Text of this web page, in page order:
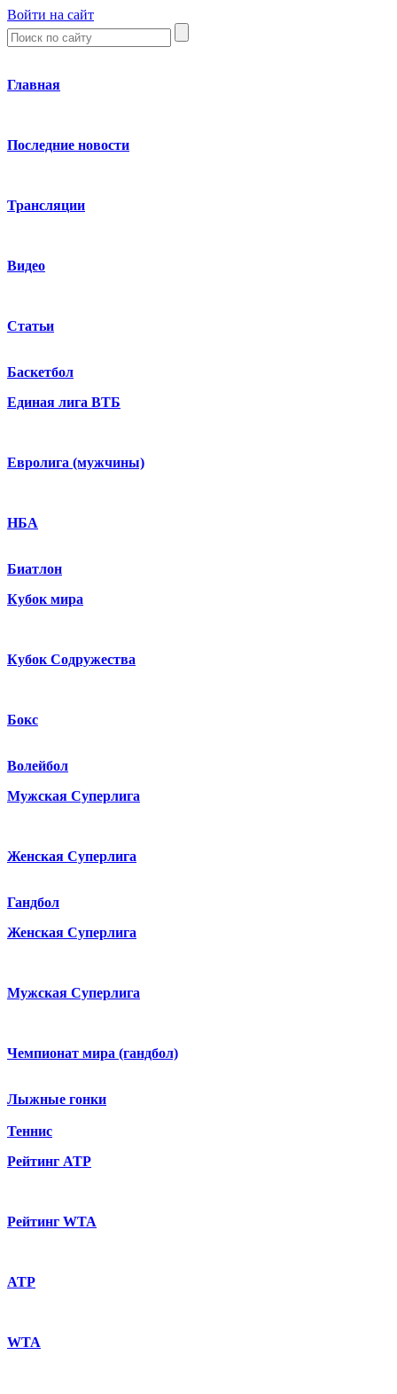
Войти на сайт
Главная
Последние новости
Трансляции
Видео
Статьи
Баскетбол
Единая лига ВТБ
Евролига (мужчины)
НБА
Биатлон
Кубок мира
Кубок Содружества
Бокс
Волейбол
Мужская Суперлига
Женская Суперлига
Гандбол
Женская Суперлига
Мужская Суперлига
Чемпионат мира (гандбол)
Лыжные гонки
Теннис
Рейтинг ATP
Рейтинг WTA
ATP
WTA